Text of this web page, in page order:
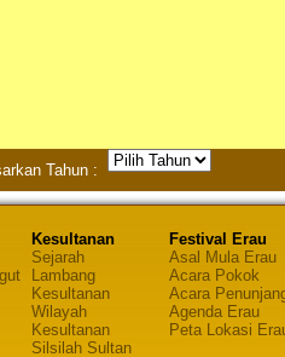
Tahun :
Kesultanan
Sejarah
Lambang
Kesultanan
Wilayah
Kesultanan
Silsilah Sultan
Festival Erau
Asal Mula Erau
Acara Pokok
Acara
Agenda Erau
Peta Lokasi